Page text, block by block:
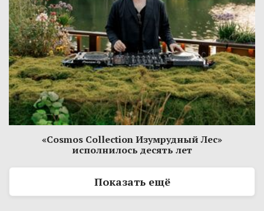
«Cosmos Collection Изумрудный Лес»
исполнилось десять лет
Показать ещё